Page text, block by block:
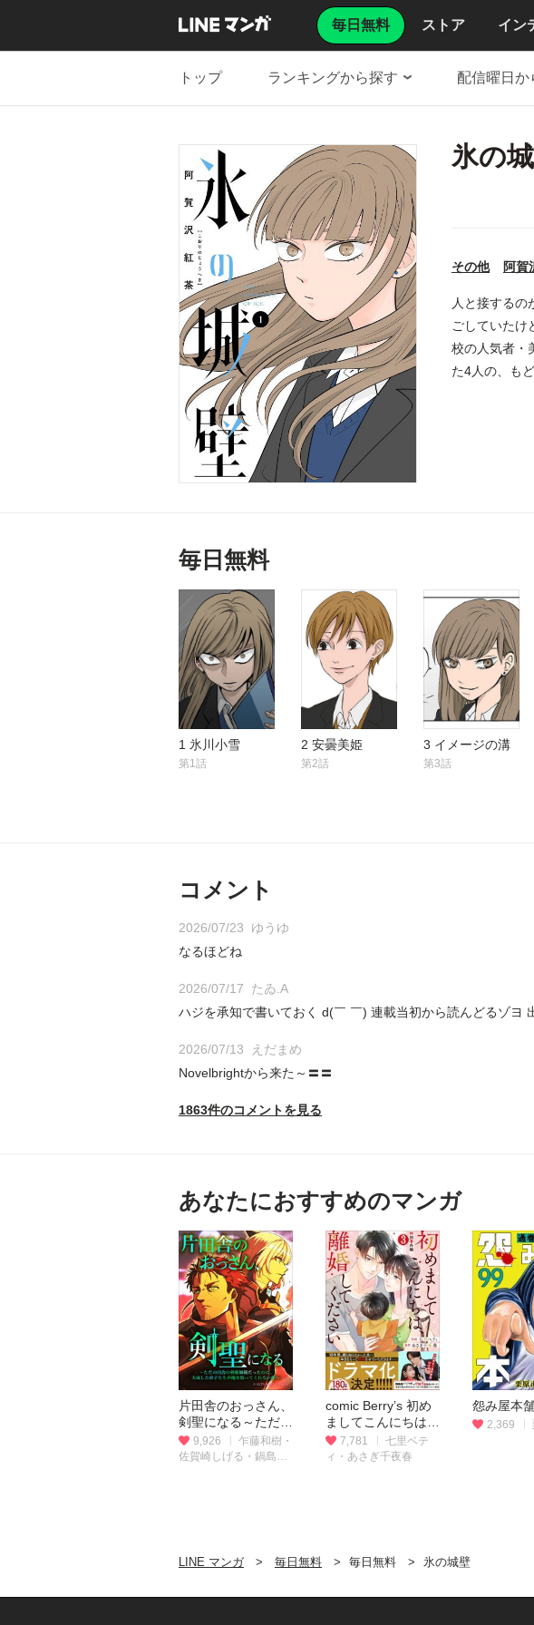
毎日無料 ストア イン
トップ ランキングから探す 配信曜日か
氷の
その他 阿賀
人と接するの
ごしていた
校の人気者・
た4人の、も
毎日無料
1 氷川小雪
第1話
2 安曇美姫
第2話
3 イメージの溝
第3話
コメント
2026/07/23
ゆうゆ
なるほどね
2026/07/17
たゐ.A
ハジを承知で書いておく d(￣ ￣) 連載当初から読んどるゾヨ
2026/07/13
えだまめ
Novelbrightから来た～〓〓
1863件のコメントを見る
あなたにおすすめのマンガ
片田舎のおっさん、
剣聖になる～ただの
田舎の剣術師範だっ
たのに、大成した弟
9,926
乍藤和樹・
佐賀崎しげる・鍋島テ
comic Berry’s 初め
ましてこんにちは、
離婚してください
（分冊版）
7,781
七里ベテ
ィ・あさぎ千夜春
怨み屋本
2,369
LINE マンガ 毎日無料 毎日無料 氷の城壁